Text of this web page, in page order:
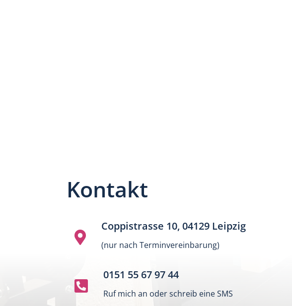
Kontakt

Coppistrasse 10, 04129 Leipzig
(nur nach Terminvereinbarung)

0151 55 67 97 44
Ruf mich an oder schreib eine SMS